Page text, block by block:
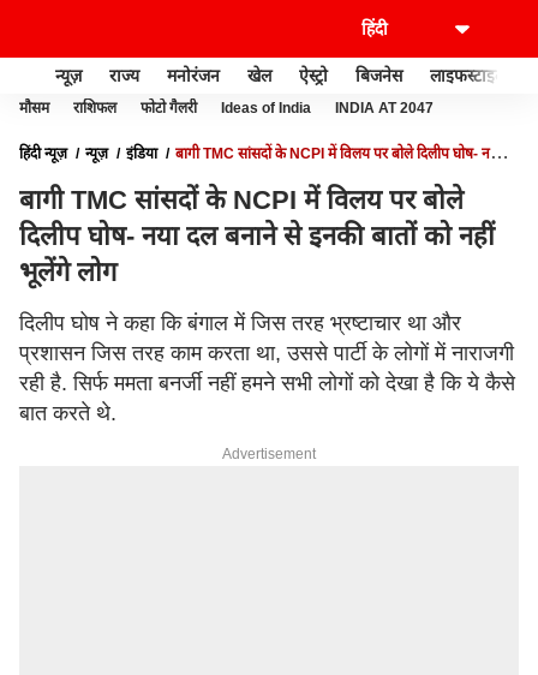
न्यूज़ राज्य मनोरंजन खेल ऐस्ट्रो बिजनेस लाइफस्टाइल
मौसम राशिफल फोटो गैलरी Ideas of India INDIA AT 2047
हिंदी न्यूज़ न्यूज़ इंडिया
बागी TMC सांसदों के NCPI में विलय पर बोले दिलीप घोष- नया
बागी TMC सांसदों के NCPI में विलय पर बोले
दिलीप घोष- नया दल बनाने से इनकी बातों को नहीं
भूलेंगे लोग
दिलीप घोष ने कहा कि बंगाल में जिस तरह भ्रष्टाचार था और
प्रशासन जिस तरह काम करता था, उससे पार्टी के लोगों में नाराजगी
रही है. सिर्फ ममता बनर्जी नहीं हमने सभी लोगों को देखा है कि ये कैसे
बात करते थे.
Advertisement